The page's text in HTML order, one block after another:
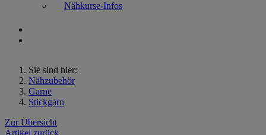
Nähkurse-Infos
Sie sind hier:
Nähzubehör
Garne
Stickgarn
Zur Übersicht
Artikel zurück